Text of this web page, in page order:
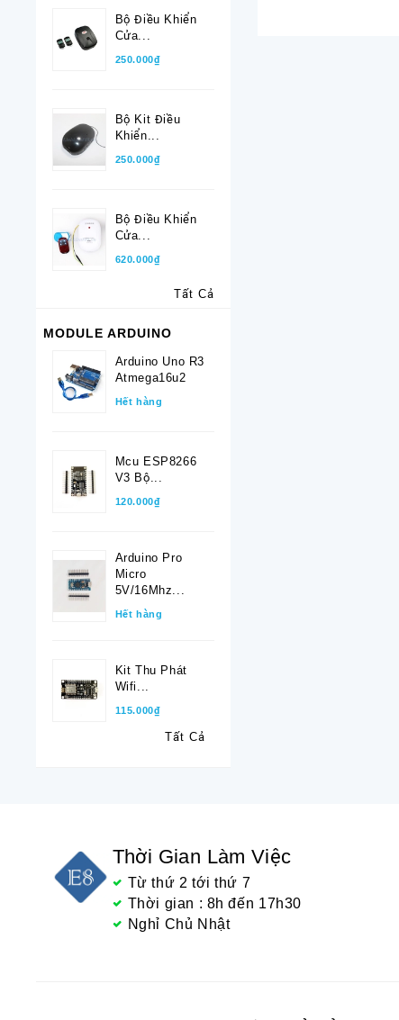
Bộ Điều Khiển
Cửa...
250.000₫
Bộ Kit Điều
Khiển...
250.000₫
Bộ Điều Khiển
Cửa...
620.000₫
Tất Cả
MODULE ARDUINO
Arduino Uno R3
Atmega16u2
Hết hàng
Mcu ESP8266
V3 Bộ...
120.000₫
Arduino Pro
Micro
5V/16Mhz...
Hết hàng
Kit Thu Phát
Wifi...
115.000₫
Tất Cả
Thời Gian Làm Việc
Từ thứ 2 tới thứ 7
Thời gian : 8h đến 17h30
Nghỉ Chủ Nhật